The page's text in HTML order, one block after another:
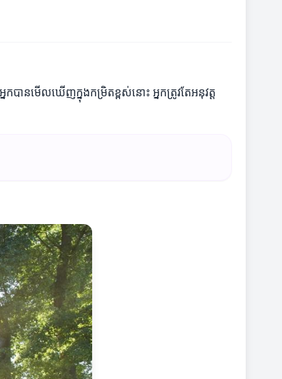
ានមើលឃើញក្នុងកម្រិតខ្ពស់នោះ អ្នកត្រូវតែអនុវត្ត